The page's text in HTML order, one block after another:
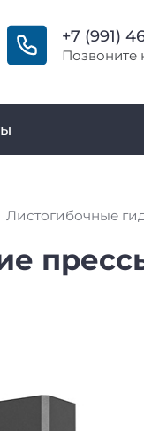
+7 (991)
Позвоните